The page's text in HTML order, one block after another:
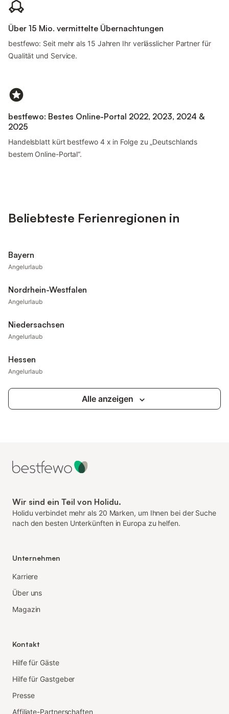
Über 15 Mio. vermittelte Übernachtungen
bestfewo: Seit mehr als 15 Jahren Ihr verlässlicher Partner für
Qualität und Service.
bestfewo: Bestes Online-Portal 2022, 2023, 2024 &
2025
Handelsblatt kürt bestfewo 4 x in Folge zu „Deutschlands
bestem Online-Portal“.
Beliebteste Ferienregionen in
Bayern
Angelurlaub
Nordrhein-Westfalen
Angelurlaub
Niedersachsen
Angelurlaub
Hessen
Angelurlaub
Alle anzeigen
Wir sind ein Teil von Holidu.
Holidu verbindet mehr als 20 Marken, um Ihnen bei der Suche
nach den besten Unterkünften in Europa zu helfen.
Unternehmen
Karriere
Über uns
Magazin
Kontakt
Hilfe für Gäste
Hilfe für Gastgeber
Presse
Affiliate-Partnerschaften